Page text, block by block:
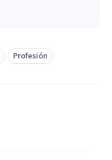
Profesión